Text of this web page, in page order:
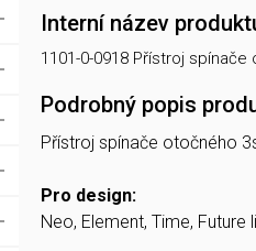
Interní název
1101-0-0918 Přístroj spínače
Podrobný popis
Přístroj spínače otočného
Pro design:
Neo, Element, Time,